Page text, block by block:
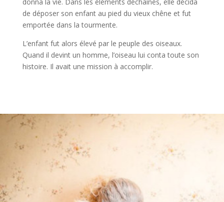
de déposer son enfant au pied du vieux chêne et fut
emportée dans la tourmente.
L’enfant fut alors élevé par le peuple des oiseaux.
Quand il devint un homme, l’oiseau lui conta toute son
histoire. Il avait une mission à accomplir.